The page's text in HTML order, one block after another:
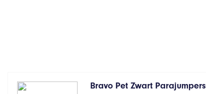
Bravo Pet Zwart Parajumpers